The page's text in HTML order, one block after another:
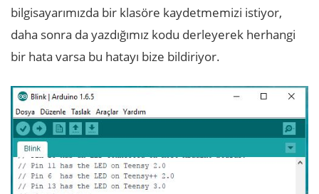
bilgisayarımızda bir klasöre kaydetmemizi istiyor,
daha sonra da yazdığımız kodu derleyerek herhangi
bir hata varsa bu hatayı bize bildiriyor.